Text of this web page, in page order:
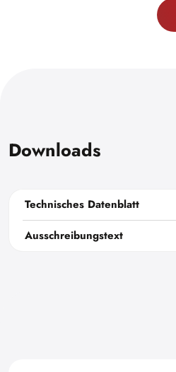
Downloads
Technisches Datenblatt
Ausschreibungstext